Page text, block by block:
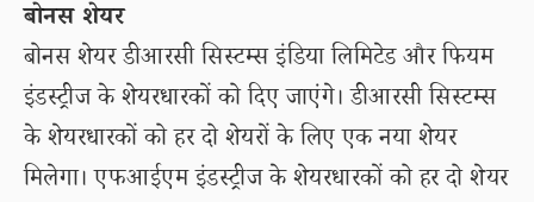
बोनस शेयर
बोनस शेयर डीआरसी सिस्टम्स इंडिया लिमिटेड और फियम
इंडस्ट्रीज के शेयरधारकों को दिए जाएंगे। डीआरसी सिस्टम्स
के शेयरधारकों को हर दो शेयरों के लिए एक नया शेयर
मिलेगा। एफआईएम इंडस्ट्रीज के शेयरधारकों को हर दो शेयर